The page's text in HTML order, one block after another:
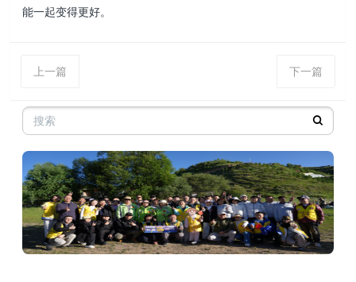
能一起变得更好。
上一篇 下一篇